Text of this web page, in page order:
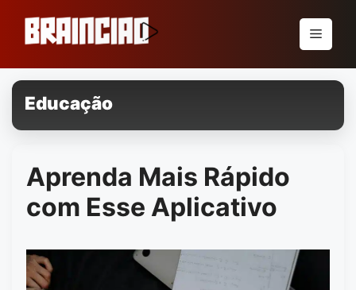
conteúdo
Menu
Educação
Aprenda Mais Rápido
com Esse Aplicativo